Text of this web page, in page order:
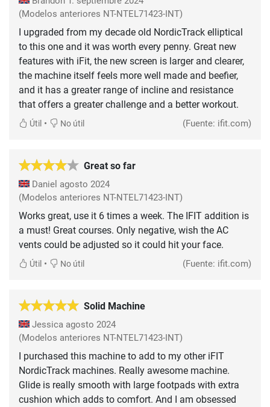
(Modelos anteriores NT-NTEL71423-INT)
I upgraded from my decade old NordicTrack elliptical
to this one and it was worth every penny. Great new
features with iFit, the new screen is larger and clearer,
the machine itself feels more well made and beefier,
and it has a greater range of incline and resistance
that offers a greater challenge and a better workout.
Útil • No útil (Fuente: ifit.com)
Great so far
Daniel agosto 2024
(Modelos anteriores NT-NTEL71423-INT)
Works great, use it 6 times a week. The IFIT addition is
a must! Great courses. Only negative, wish the AC
vents could be adjusted so it could hit your face.
Útil • No útil (Fuente: ifit.com)
Solid Machine
Jessica agosto 2024
(Modelos anteriores NT-NTEL71423-INT)
I purchased this machine to add to my other iFIT
NordicTrack machines. Really awesome machine.
Glide is really smooth with large footpads with extra
cushion which adds to comfort. And I am obsessed